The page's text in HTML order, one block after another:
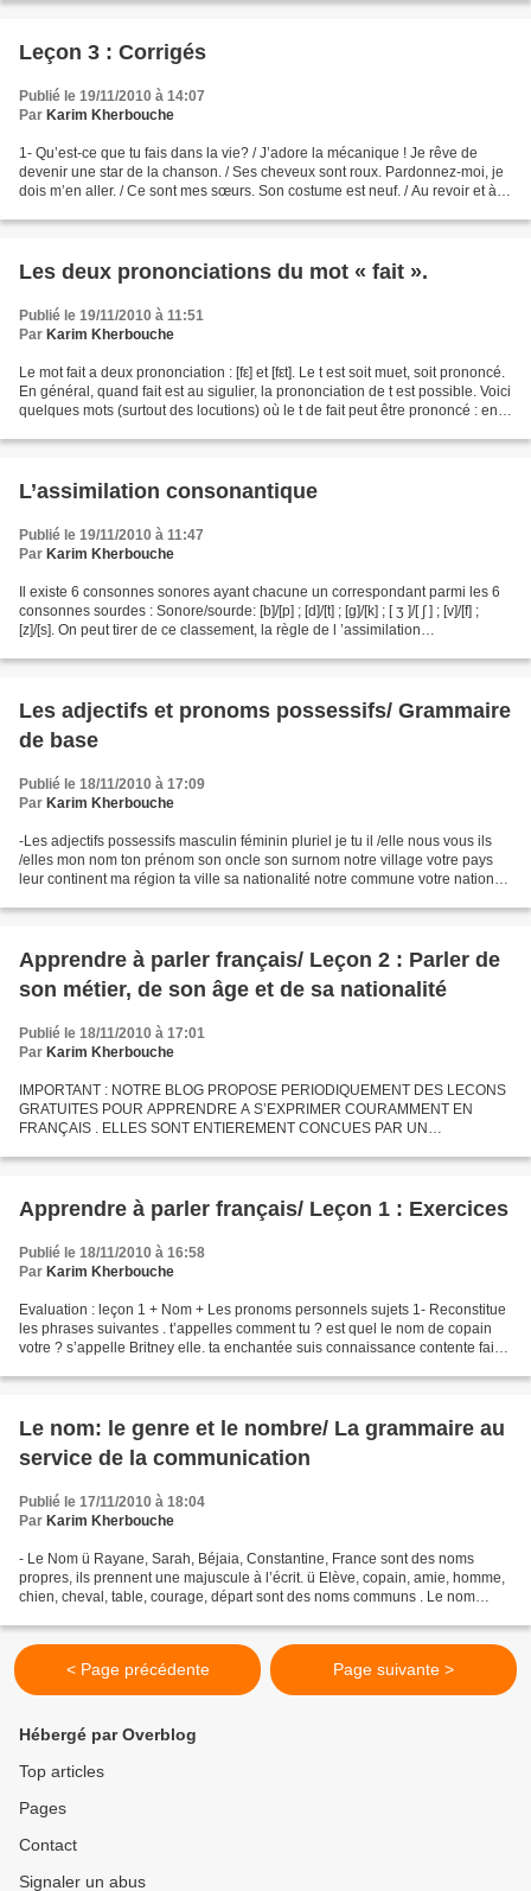
Leçon 3 : Corrigés
Publié le 19/11/2010 à 14:07
Par Karim Kherbouche
1- Qu’est-ce que tu fais dans la vie? / J’adore la mécanique ! Je rêve de
devenir une star de la chanson. / Ses cheveux sont roux. Pardonnez-moi, je
dois m’en aller. / Ce sont mes sœurs. Son costume est neuf. / Au revoir et à
Les deux prononciations du mot « fait ».
Publié le 19/11/2010 à 11:51
Par Karim Kherbouche
Le mot fait a deux prononciation : [fε] et [fεt]. Le t est soit muet, soit prononcé.
En général, quand fait est au sigulier, la prononciation de t est possible. Voici
quelques mots (surtout des locutions) où le t de fait peut être prononcé : en
L’assimilation consonantique
Publié le 19/11/2010 à 11:47
Par Karim Kherbouche
Il existe 6 consonnes sonores ayant chacune un correspondant parmi les 6
consonnes sourdes : Sonore/sourde: [b]/[p] ; [d]/[t] ; [g]/[k] ; [ ʒ ]/[ ∫ ] ; [v]/[f] ;
[z]/[s]. On peut tirer de ce classement, la règle de l ’assimilation
Les adjectifs et pronoms possessifs/ Grammaire
de base
Publié le 18/11/2010 à 17:09
Par Karim Kherbouche
-Les adjectifs possessifs masculin féminin pluriel je tu il /elle nous vous ils
/elles mon nom ton prénom son oncle son surnom notre village votre pays
leur continent ma région ta ville sa nationalité notre commune votre nation
Apprendre à parler français/ Leçon 2 : Parler de
son métier, de son âge et de sa nationalité
Publié le 18/11/2010 à 17:01
Par Karim Kherbouche
IMPORTANT : NOTRE BLOG PROPOSE PERIODIQUEMENT DES LECONS
GRATUITES POUR APPRENDRE A S’EXPRIMER COURAMMENT EN
FRANÇAIS . ELLES SONT ENTIEREMENT CONCUES PAR UN
INTITULE « COMMUNIQUER EN FRANÇAIS »....
Apprendre à parler français/ Leçon 1 : Exercices
Publié le 18/11/2010 à 16:58
Par Karim Kherbouche
Evaluation : leçon 1 + Nom + Les pronoms personnels sujets 1- Reconstitue
les phrases suivantes . t’appelles comment tu ? est quel le nom de copain
votre ? s’appelle Britney elle. ta enchantée suis connaissance contente faire
Le nom: le genre et le nombre/ La grammaire au
service de la communication
Publié le 17/11/2010 à 18:04
Par Karim Kherbouche
- Le Nom ü Rayane, Sarah, Béjaia, Constantine, France sont des noms
propres, ils prennent une majuscule à l’écrit. ü Elève, copain, amie, homme,
chien, cheval, table, courage, départ sont des noms communs . Le nom
< Page précédente Page suivante >
Hébergé par Overblog
Top articles
Pages
Contact
Signaler un abus